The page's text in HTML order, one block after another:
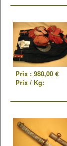
Prix : 980,00 €
Prix / Kg: